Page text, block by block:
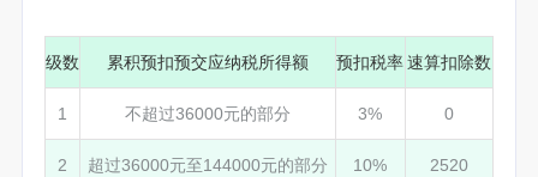
级数 累积预扣预交应纳税所得额 预扣税率速算扣除数
1 不超过36000元的部分 3% 0
2 超过36000元至144000元的部分 10% 2520